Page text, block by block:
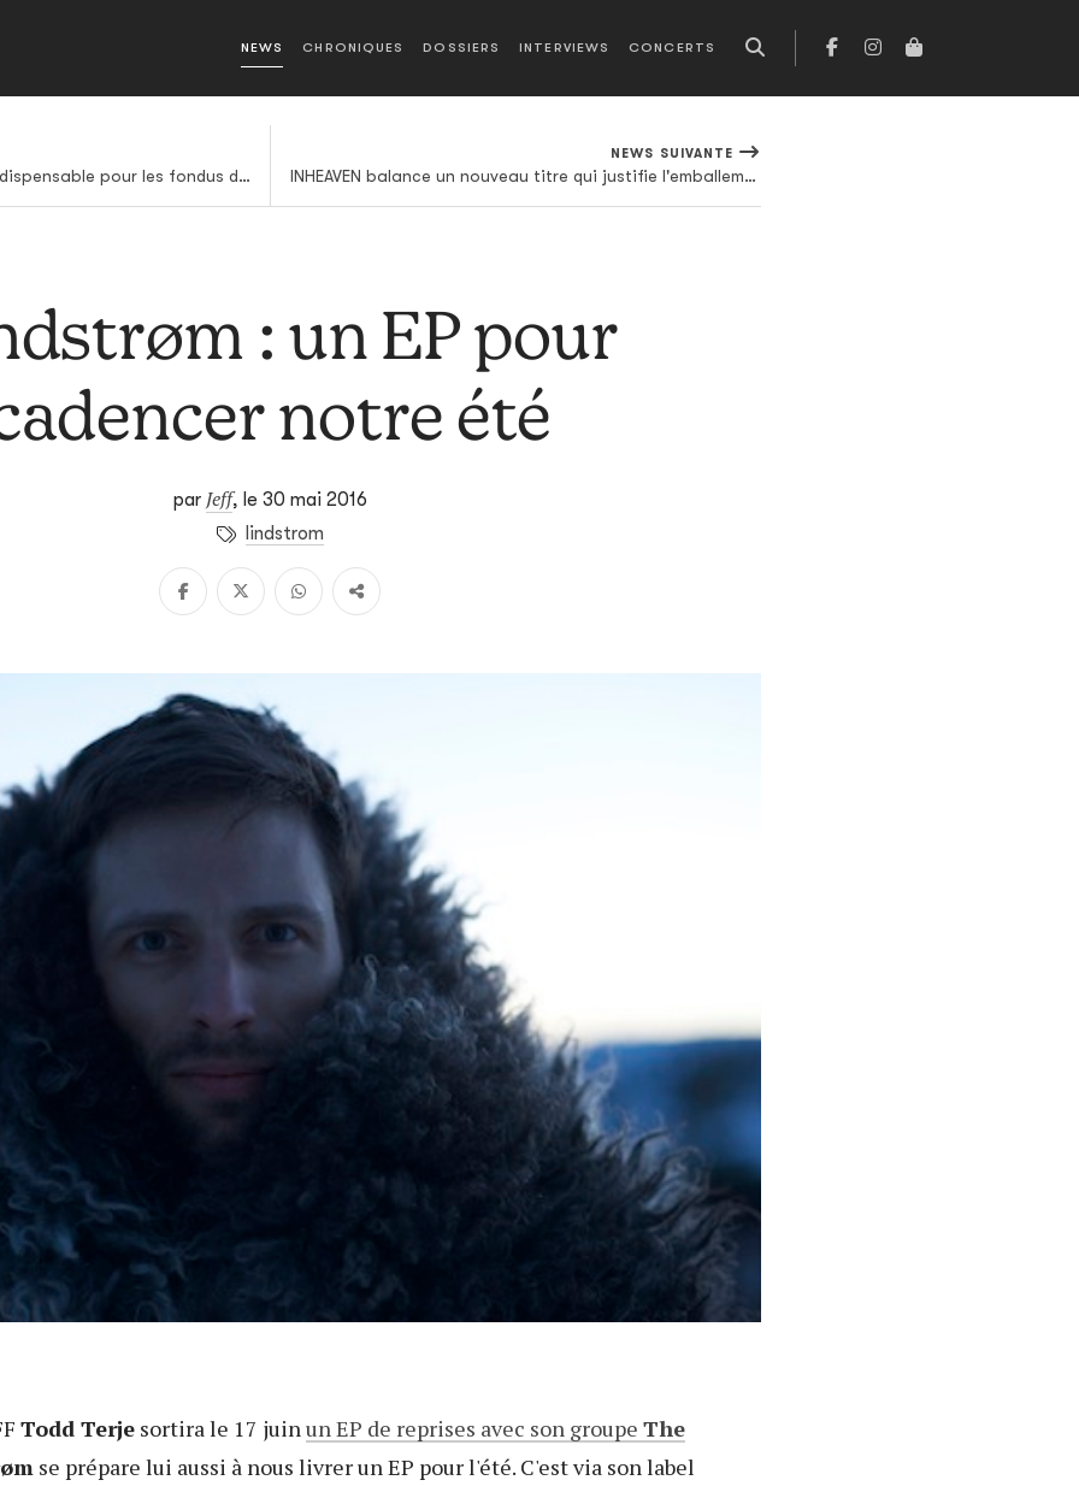
NEWS CHRONIQUES DOSSIERS INTERVIEWS CONCERTS
The Big Payback, lecture indispensable pour les fondus de rap US
NEWS SUIVANTE
INHEAVEN balance un nouveau titre qui justifie l'emballement de la presse anglaise
: un EP pour
notre été
par Jeff, le 30 mai 2016
lindstrom
Todd Terjesortira le 17 juin un EP de reprises avec son groupe The
se prépare lui aussi à nous livrer un EP pour l'été. C'est via son label